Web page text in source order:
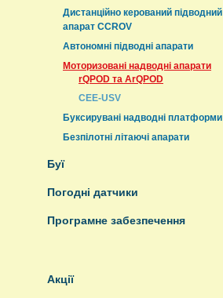
Дистанційно керований підводний
апарат CCROV
Автономні підводні апарати
Моторизовані надводні апарати
rQPOD та ArQPOD
CEE-USV
Буксирувані надводні платформи
Безпілотні літаючі апарати
Буї
Погодні датчики
Програмне забезпечення
Акції